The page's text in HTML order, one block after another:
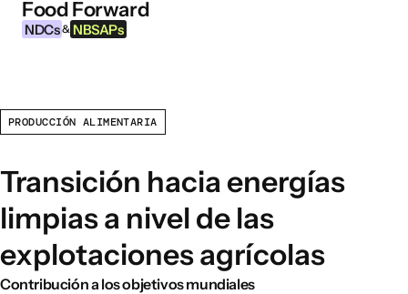
Ir al contenido
Food Forward
NDCs & NBSAPs
INFORMACIÓN
Acerca de esta herramienta
¿Qué son los NDCs?
¿Qué son las NBSAPs?
Por qué actuar sobre la agricultura y los
sistemas alimentarios
PRODUCCIÓN ALIMENTARIA
Transición hacia energías
limpias a nivel de las
explotaciones agrícolas
Contribución a los objetivos mundiales